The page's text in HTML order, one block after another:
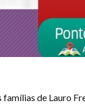
famílias de Lauro